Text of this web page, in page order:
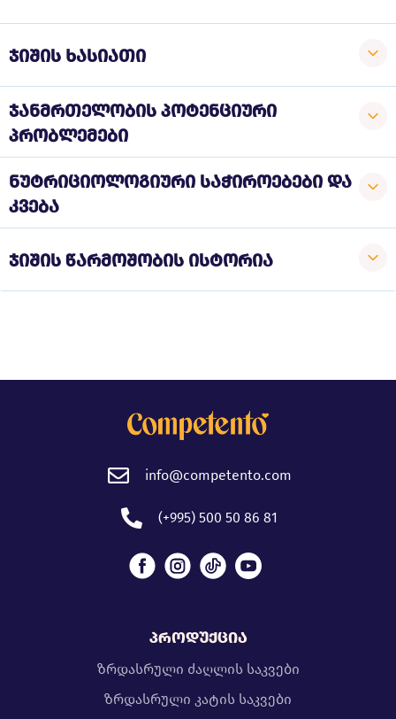
ჯიშის ხასიათი
ჯანმრთელობის პოტენციური
პრობლემები
ნუტრიციოლოგიური საჭიროებები და
კვება
ჯიშის წარმოშობის ისტორია
info@competento.com
(+995) 500 50 86 81
პროდუქცია
ზრდასრული ძაღლის საკვები
ზრდასრული კატის საკვები